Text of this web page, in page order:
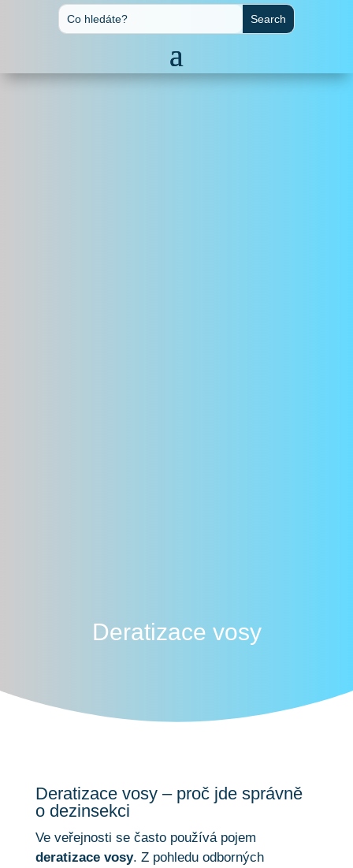
Deratizace vosy
Deratizace vosy – proč jde správně
o dezinsekci
Ve veřejnosti se často používá pojem
deratizace vosy. Z pohledu odborných